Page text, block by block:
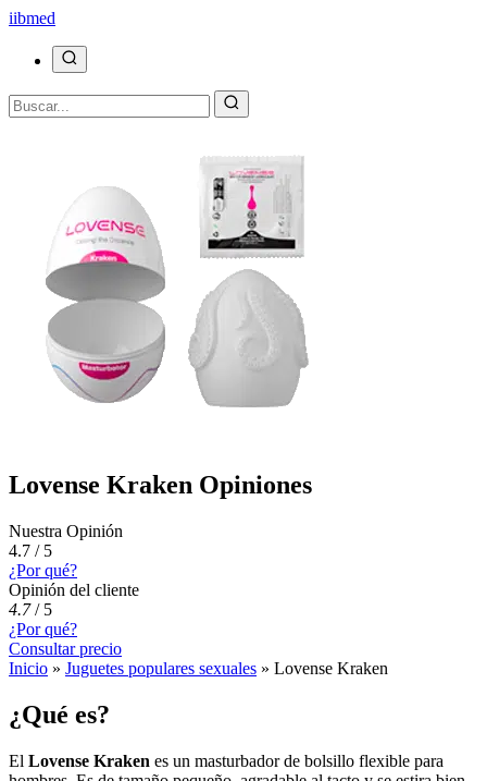
iibmed
Lovense Kraken Opiniones
Nuestra Opinión
4.7 / 5
¿Por qué?
Opinión del cliente
4.7/ 5
¿Por qué?
Consultar precio
Inicio » Juguetes populares sexuales » Lovense Kraken
¿Qué es?
El Lovense Kraken es un masturbador de bolsillo flexible para